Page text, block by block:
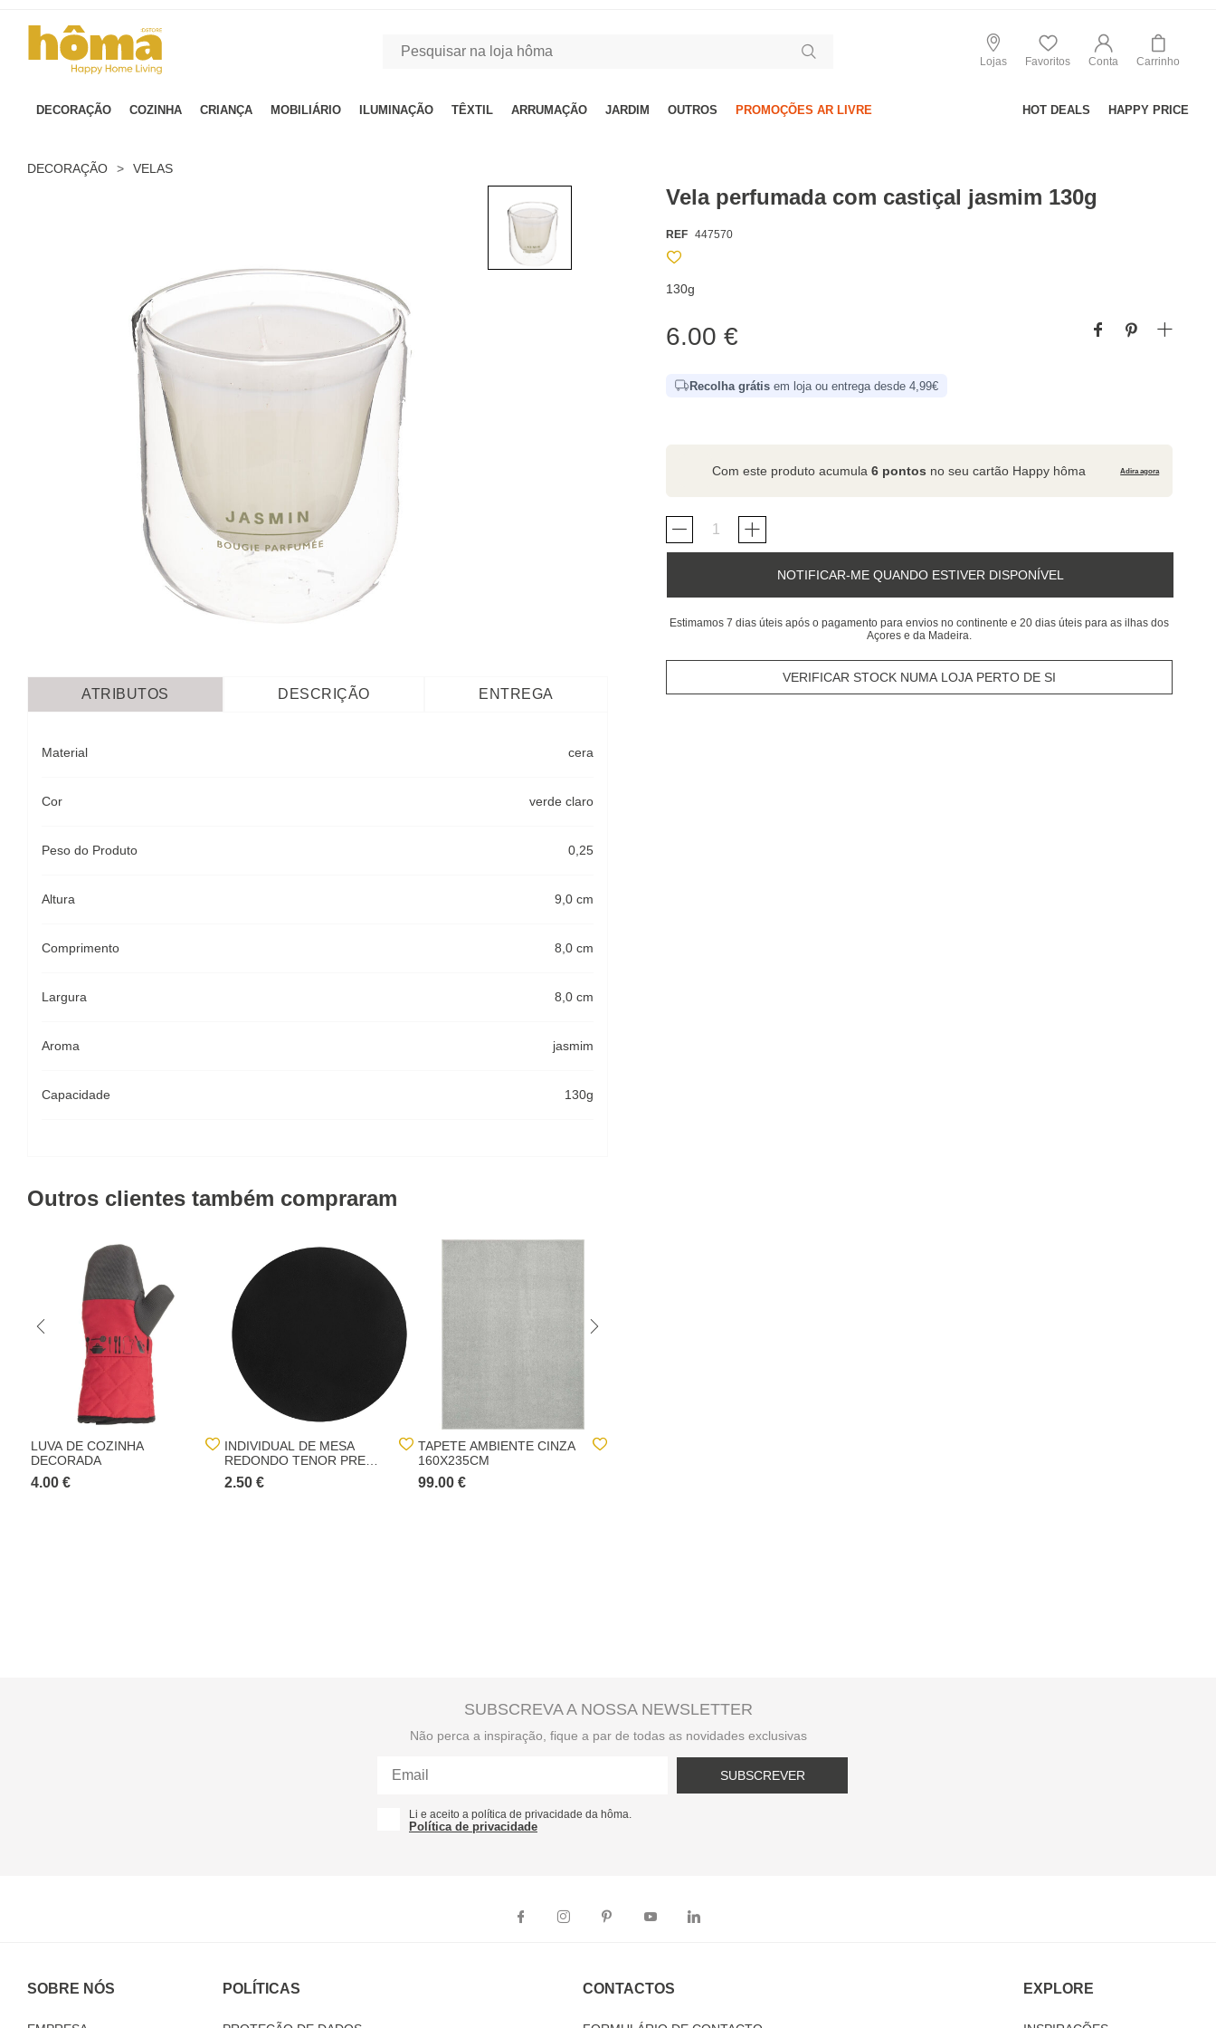
Lojas Favoritos Conta Carrinho
DECORAÇÃO COZINHA CRIANÇA MOBILIÁRIO ILUMINAÇÃO TÊXTIL ARRUMAÇÃO JARDIM OUTROS PROMOÇÕES AR LIVRE HOT DEALS HAPPY PRICE
DECORAÇÃO > VELAS
Vela perfumada com castiçal jasmim 130g
REF 447570
130g
6.00 €
Recolha grátis em loja ou entrega desde 4,99€
Com este produto acumula6 pontos no seu cartão Happy hôma Adira agora
NOTIFICAR-ME QUANDO ESTIVER DISPONÍVEL
Estimamos 7 dias úteis após o pagamento para envios no continente e 20 dias úteis para as ilhas dos
Açores e da Madeira.
VERIFICAR STOCK NUMA LOJA PERTO DE SI
ATRIBUTOS DESCRIÇÃO ENTREGA
Material cera
Cor verde claro
Peso do Produto 0,25
Altura 9,0 cm
Comprimento 8,0 cm
Largura 8,0 cm
Aroma jasmim
Capacidade 130g
Outros clientes também compraram
LUVA DE COZINHA
DECORADA
4.00 €
INDIVIDUAL DE MESA
REDONDO TENOR PRETO
38CM
2.50 €
TAPETE AMBIENTE CINZA
160X235CM
99.00 €
SUBSCREVA A NOSSA NEWSLETTER
Não perca a inspiração, fique a par de todas as novidades exclusivas
SUBSCREVER
Li e aceito a política de privacidade da hôma.
Política de privacidade
SOBRE NÓS POLÍTICAS CONTACTOS EXPLORE